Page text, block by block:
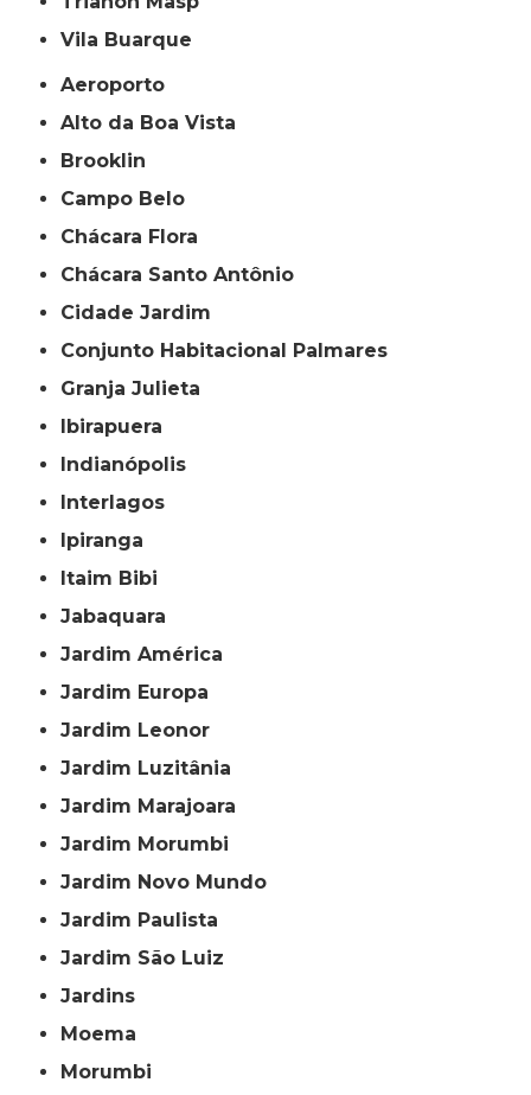
Vila Buarque
Aeroporto
Alto da Boa Vista
Brooklin
Campo Belo
Chácara Flora
Chácara Santo Antônio
Cidade Jardim
Conjunto Habitacional Palmares
Granja Julieta
Ibirapuera
Indianópolis
Interlagos
Ipiranga
Itaim Bibi
Jabaquara
Jardim América
Jardim Europa
Jardim Leonor
Jardim Luzitânia
Jardim Marajoara
Jardim Morumbi
Jardim Novo Mundo
Jardim Paulista
Jardim São Luiz
Jardins
Moema
Morumbi